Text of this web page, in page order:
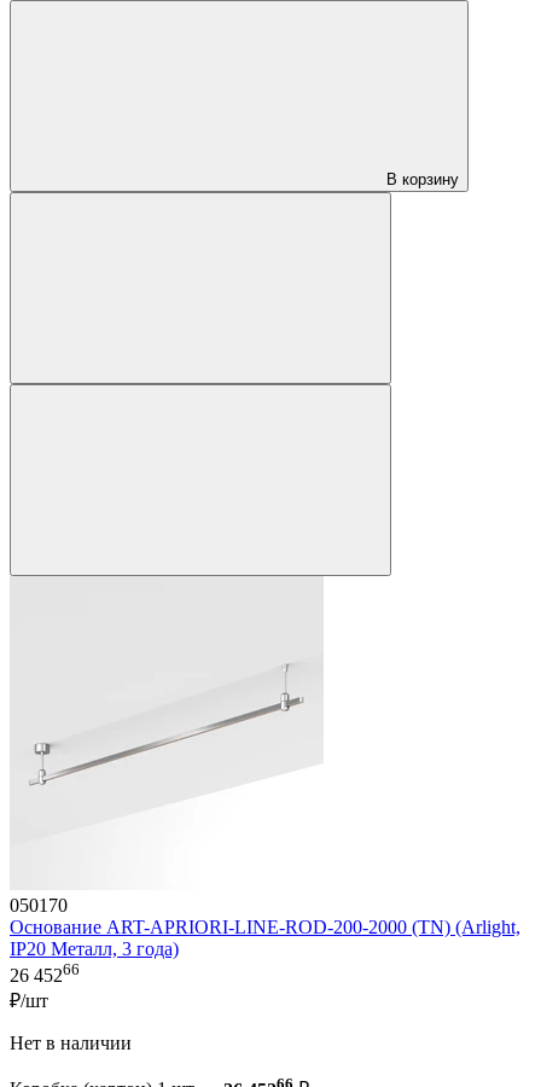
В корзину
050170
Основание ART-APRIORI-LINE-ROD-200-2000 (TN) (Arlight,
IP20 Металл, 3 года)
26 45266
₽/шт
Нет в наличии
66